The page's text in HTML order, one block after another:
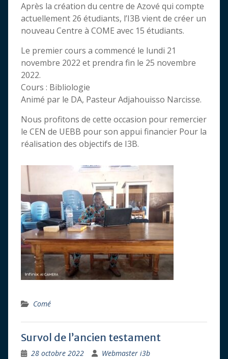
Après la création du centre de Azové qui compte
actuellement 26 étudiants, l’I3B vient de créer un
nouveau Centre à COME avec 15 étudiants.
Le premier cours a commencé le lundi 21
novembre 2022 et prendra fin le 25 novembre
2022.
Cours : Bibliologie
Animé par le DA, Pasteur Adjahouisso Narcisse.
Nous profitons de cette occasion pour remercier
le CEN de UEBB pour son appui financier Pour la
réalisation des objectifs de I3B.
Comé
Survol de l’ancien testament
28 octobre 2022 Webmaster i3b